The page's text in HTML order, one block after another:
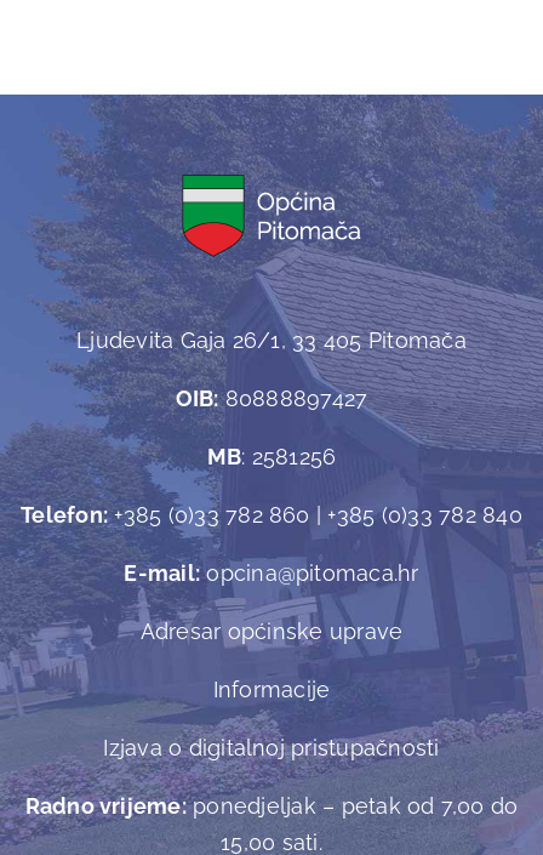
Ljudevita Gaja 26/1, 33 405 Pitomača
OIB:80888897427
MB: 2581256
Telefon:+385 (0)33 782 860 | +385 (0)33 782 840
E-mail:opcina@pitomaca.hr
Adresar općinske uprave
Informacije
Izjava o digitalnoj pristupačnosti
Radno vrijeme:ponedjeljak – petak od 7,00 do
15,00 sati.